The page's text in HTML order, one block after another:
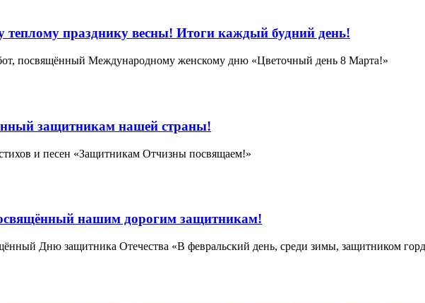
празднику весны! Итоги каждый будний день!
посвящённый Международному женскому дню «Цветочный день 8 Марта!»
защитникам нашей страны!
и песен «Защитникам Отчизны посвящаем!»
нашим дорогим защитникам!
Дню защитника Отечества «В февральский день, среди зимы, защитником